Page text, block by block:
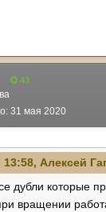
43
31 мая 2020
13:58, Алексей
дубли которые
вращении